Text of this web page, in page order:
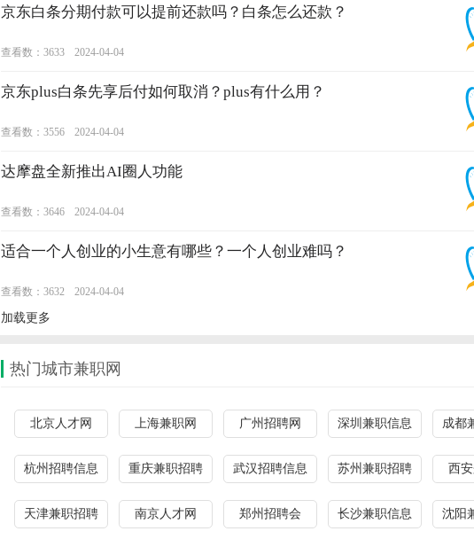
京东白条分期付款可以提前还款吗？白条怎么还款？
查看数：3633 2024-04-04
京东plus白条先享后付如何取消？plus有什么用？
查看数：3556 2024-04-04
达摩盘全新推出AI圈人功能
查看数：3646 2024-04-04
适合一个人创业的小生意有哪些？一个人创业难吗？
查看数：3632 2024-04-04
加载更多
热门城市兼职网
北京人才网 上海兼职网 广州招聘网 深圳兼职信息 成都
杭州招聘信息 重庆兼职招聘 武汉招聘信息 苏州兼职招聘 西
天津兼职招聘 南京人才网 郑州招聘会 长沙兼职信息 沈阳